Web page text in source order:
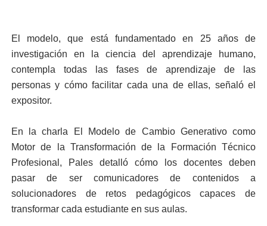
El modelo, que está fundamentado en 25 años de
investigación en la ciencia del aprendizaje humano,
contempla todas las fases de aprendizaje de las
personas y cómo facilitar cada una de ellas, señaló el
expositor.
En la charla El Modelo de Cambio Generativo como
Motor de la Transformación de la Formación Técnico
Profesional, Pales detalló cómo los docentes deben
pasar de ser comunicadores de contenidos a
solucionadores de retos pedagógicos capaces de
transformar cada estudiante en sus aulas.